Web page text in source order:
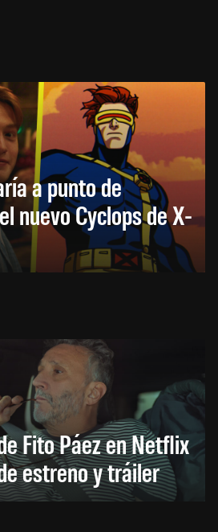
a punto de
nuevo Cyclops de X-
Fito Páez en Netflix
estreno y tráiler